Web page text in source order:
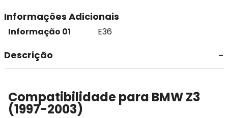
Informações Adicionais
Informação 01 E36
Descrição
Compatibilidade para BMW Z3
(1997-2003)